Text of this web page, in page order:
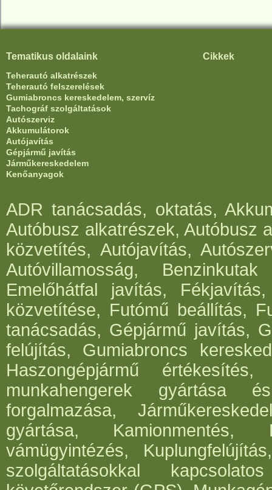
Tematikus oldalaink
Teherautó alkatrészek
Teherautó felszerelések
Gumiabroncs kereskedelem, szervíz
Tachográf szolgáltatások
Autószerviz
Akkumulátorok
Autójavítás
Gépjármű javítás
Járműkereskedelem
Kenőanyagok
Cikkek
ADR tanácsadás, oktatás,
Autóbusz alkatrészek, Autóbusz
közvetítés, Autójavítás,
Autóvillamosság,
Emelőhátfal javítás,
közvetítése, Futómű beállítás,
tanácsadás, Gépjármű javítás,
felújítás, Gumiabroncs
Haszongépjármű
munkahengerek gyártása
forgalmazása,
gyártása, Kamionmentés,
vámügyintézés,
szolgáltatásokkal